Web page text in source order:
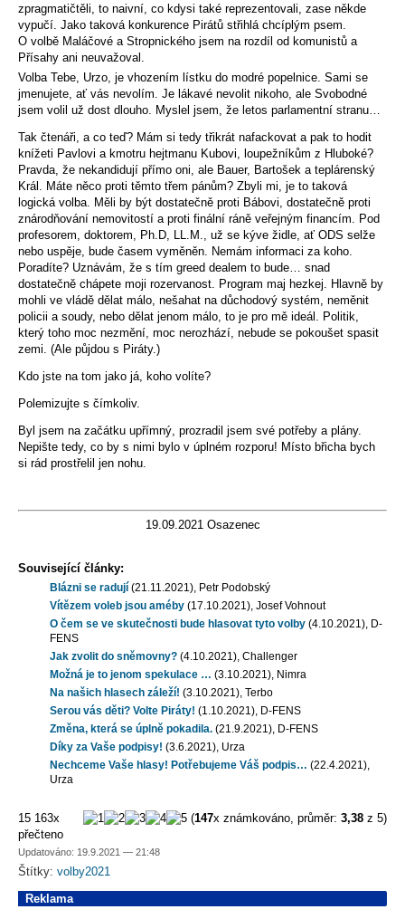
zpragmatičtěli, to naivní, co kdysi také reprezentovali, zase někde
vypučí. Jako taková konkurence Pirátů střihlá chcíplým psem.
O volbě Maláčové a Stropnického jsem na rozdíl od komunistů a
Přísahy ani neuvažoval.
Volba Tebe, Urzo, je vhozením lístku do modré popelnice. Sami se
jmenujete, ať vás nevolím. Je lákavé nevolit nikoho, ale Svobodné
jsem volil už dost dlouho. Myslel jsem, že letos parlamentní stranu…
Tak čtenáři, a co teď? Mám si tedy třikrát nafackovat a pak to hodit
knížeti Pavlovi a kmotru hejtmanu Kubovi, loupežníkům z Hluboké?
Pravda, že nekandidují přímo oni, ale Bauer, Bartošek a teplárenský
Král. Máte něco proti těmto třem pánům? Zbyli mi, je to taková
logická volba. Měli by být dostatečně proti Bábovi, dostatečně proti
znárodňování nemovitostí a proti finální ráně veřejným financím. Pod
profesorem, doktorem, Ph.D, LL.M., už se kýve židle, ať ODS selže
nebo uspěje, bude časem vyměněn. Nemám informaci za koho.
Poradíte? Uznávám, že s tím greed dealem to bude… snad
dostatečně chápete moji rozervanost. Program maj hezkej. Hlavně by
mohli ve vládě dělat málo, nešahat na důchodový systém, neměnit
policii a soudy, nebo dělat jenom málo, to je pro mě ideál. Politik,
který toho moc nezmění, moc nerozhází, nebude se pokoušet spasit
zemi. (Ale půjdou s Piráty.)
Kdo jste na tom jako já, koho volíte?
Polemizujte s čímkoliv.
Byl jsem na začátku upřímný, prozradil jsem své potřeby a plány.
Nepište tedy, co by s nimi bylo v úplném rozporu! Místo břicha bych
si rád prostřelil jen nohu.
19.09.2021 Osazenec
Související články:
Blázni se radují (21.11.2021), Petr Podobský
Vítězem voleb jsou améby (17.10.2021), Josef Vohnout
O čem se ve skutečnosti bude hlasovat tyto volby (4.10.2021), D-
FENS
Jak zvolit do sněmovny? (4.10.2021), Challenger
Možná je to jenom spekulace … (3.10.2021), Nimra
Na našich hlasech záleží! (3.10.2021), Terbo
Serou vás děti? Volte Piráty! (1.10.2021), D-FENS
Změna, která se úplně pokadila. (21.9.2021), D-FENS
Díky za Vaše podpisy! (3.6.2021), Urza
Nechceme Vaše hlasy! Potřebujeme Váš podpis… (22.4.2021),
Urza
(147x známkováno, průměr: 3,38 z 5)
15 163x
přečteno
Updatováno: 19.9.2021 — 21:48
Štítky: volby2021
Reklama